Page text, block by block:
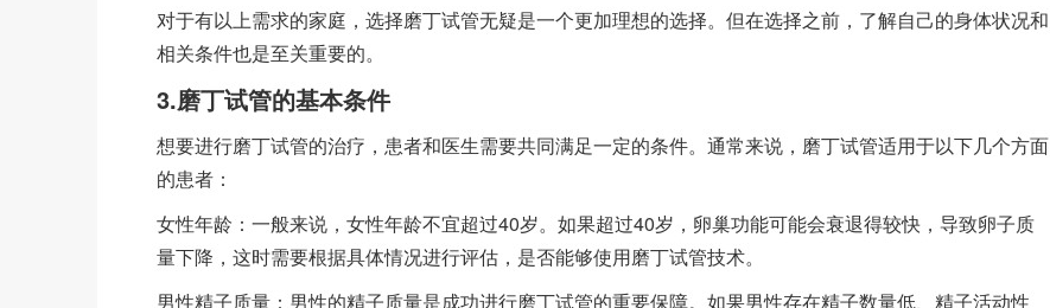
对于有以上需求的家庭，选择磨丁试管无疑是一个更加理想的选择。但在选择之前，了解自己的身体状况和
相关条件也是至关重要的。
3.磨丁试管的基本条件
想要进行磨丁试管的治疗，患者和医生需要共同满足一定的条件。通常来说，磨丁试管适用于以下几个方面
的患者：
女性年龄：一般来说，女性年龄不宜超过40岁。如果超过40岁，卵巢功能可能会衰退得较快，导致卵子质
量下降，这时需要根据具体情况进行评估，是否能够使用磨丁试管技术。
男性精子质量：男性的精子质量是成功进行磨丁试管的重要保障。如果男性存在精子数量低、精子活动性